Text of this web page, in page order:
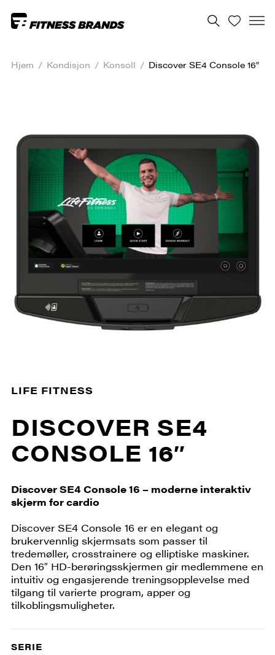
Hjem / Kondisjon / Konsoll / Discover SE4 Console 16″
LIFE FITNESS
DISCOVER SE4
CONSOLE 16″
Discover SE4 Console 16 – moderne interaktiv
skjerm for cardio
Discover SE4 Console 16 er en elegant og
brukervennlig skjermsats som passer til
tredemøller, crosstrainere og elliptiske maskiner.
Den 16″ HD-berøringsskjermen gir medlemmene en
intuitiv og engasjerende treningsopplevelse med
tilgang til varierte program, apper og
tilkoblingsmuligheter.
SERIE